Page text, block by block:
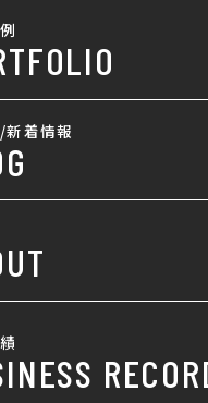
ス一覧
ームページ制作
用サイト制作
対策
対策
ゴ製作・ロゴデザ
刺制作・名刺デザイ
ージ
ード
/パンフレット
ー
新着情報
知らせ
用情報
の声